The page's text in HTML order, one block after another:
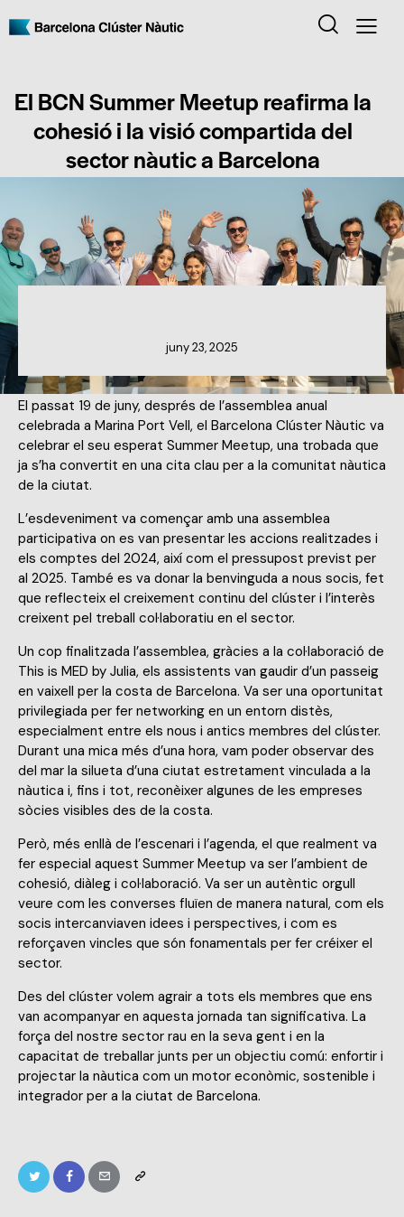
El BCN Summer Meetup reafirma la
cohesió i la visió compartida del
sector nàutic a Barcelona
juny 23, 2025
El passat 19 de juny, després de l’assemblea anual
celebrada a Marina Port Vell, el Barcelona Clúster Nàutic va
celebrar el seu esperat Summer Meetup, una trobada que
ja s’ha convertit en una cita clau per a la comunitat nàutica
de la ciutat.
L’esdeveniment va començar amb una assemblea
participativa on es van presentar les accions realitzades i
els comptes del 2024, així com el pressupost previst per
al 2025. També es va donar la benvinguda a nous socis, fet
que reflecteix el creixement continu del clúster i l’interès
creixent pel treball col·laboratiu en el sector.
Un cop finalitzada l’assemblea, gràcies a la col·laboració de
This is MED by Julia, els assistents van gaudir d’un passeig
en vaixell per la costa de Barcelona. Va ser una oportunitat
privilegiada per fer networking en un entorn distès,
especialment entre els nous i antics membres del clúster.
Durant una mica més d’una hora, vam poder observar des
del mar la silueta d’una ciutat estretament vinculada a la
nàutica i, fins i tot, reconèixer algunes de les empreses
sòcies visibles des de la costa.
Però, més enllà de l’escenari i l’agenda, el que realment va
fer especial aquest Summer Meetup va ser l’ambient de
cohesió, diàleg i col·laboració. Va ser un autèntic orgull
veure com les converses fluïen de manera natural, com els
socis intercanviaven idees i perspectives, i com es
reforçaven vincles que són fonamentals per fer créixer el
sector.
Des del clúster volem agrair a tots els membres que ens
van acompanyar en aquesta jornada tan significativa. La
força del nostre sector rau en la seva gent i en la
capacitat de treballar junts per un objectiu comú: enfortir i
projectar la nàutica com un motor econòmic, sostenible i
integrador per a la ciutat de Barcelona.